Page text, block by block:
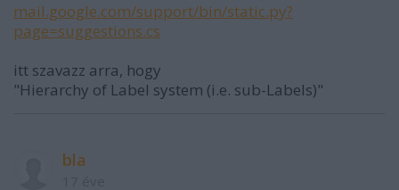
mail.google.com/support/bin/static.py?
page=suggestions.cs
itt szavazz arra, hogy
"Hierarchy of Label system (i.e. sub-Labels)"
bla